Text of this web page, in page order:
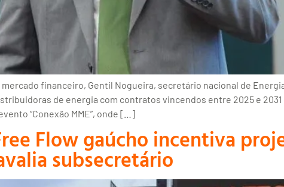
financeiro, Gentil Nogueira, secretário nacional de
de energia com contratos vincendos entre 2025 e
“Conexão MME”, onde […]
Flow gaúcho incentiva
subsecretário